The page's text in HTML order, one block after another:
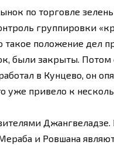
по торговле
группировки
такое положение дел
были закрыты.
в Кунцево, он
уже привело к
и Ровшана